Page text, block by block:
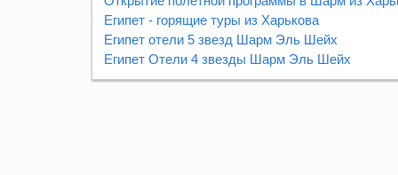
Египет - горящие туры из Харькова
Египет отели 5 звезд Шарм Эль Шейх
Египет Отели 4 звезды Шарм Эль Шейх